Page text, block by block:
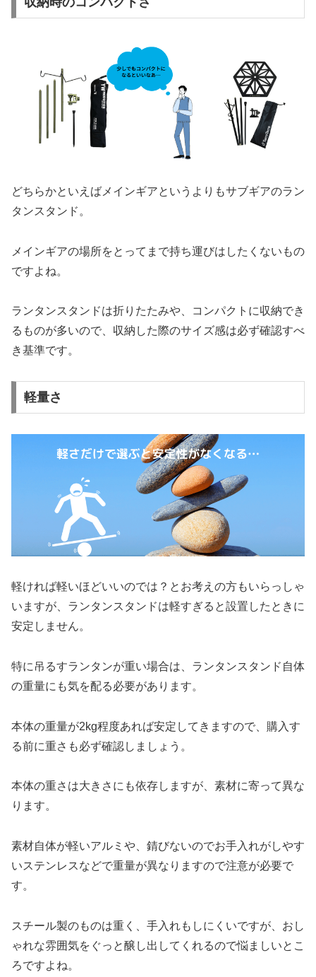
どちらかといえばメインギアというよりもサブギアのラン
タンスタンド。
メインギアの場所をとってまで持ち運びはしたくないもの
ですよね。
ランタンスタンドは折りたたみや、コンパクトに収納でき
るものが多いので、収納した際のサイズ感は必ず確認すべ
き基準です。
軽量さ
軽ければ軽いほどいいのでは？とお考えの方もいらっしゃ
いますが、ランタンスタンドは軽すぎると設置したときに
安定しません。
特に吊るすランタンが重い場合は、ランタンスタンド自体
の重量にも気を配る必要があります。
本体の重量が2kg程度あれば安定してきますので、購入す
る前に重さも必ず確認しましょう。
本体の重さは大きさにも依存しますが、素材に寄って異な
ります。
素材自体が軽いアルミや、錆びないのでお手入れがしやす
いステンレスなどで重量が異なりますので注意が必要で
す。
スチール製のものは重く、手入れもしにくいですが、おし
ゃれな雰囲気をぐっと醸し出してくれるので悩ましいとこ
ろですよね。